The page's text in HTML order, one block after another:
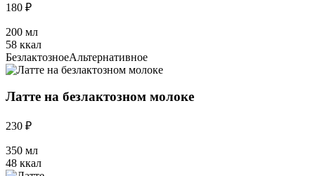
180 ₽
200 мл
58 ккал
БезлактозноеАльтернативное
Латте на безлактозном молоке
230 ₽
350 мл
48 ккал